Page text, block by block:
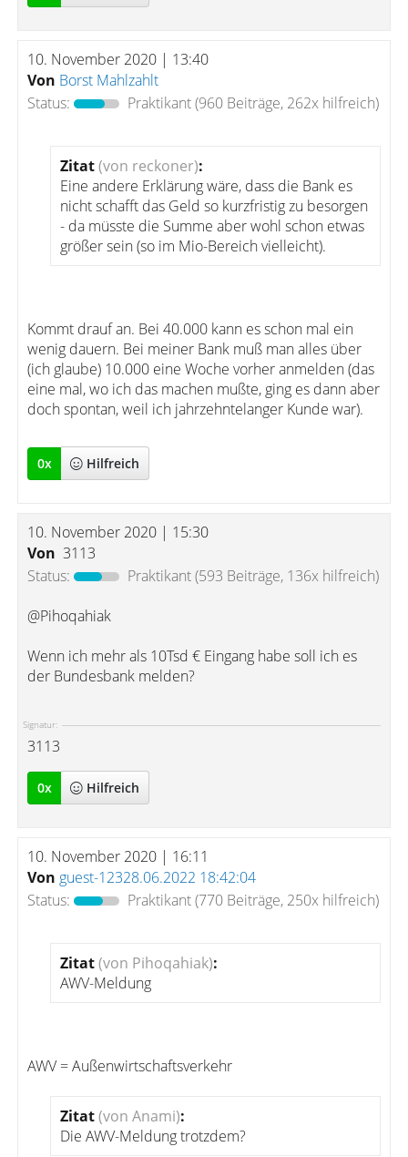
10. November 2020 | 13:40
Von Borst Mahlzahlt
Status:
Praktikant(960 Beiträge, 262x hilfreich)
Zitat(von reckoner):
Eine andere Erklärung wäre, dass die Bank es
nicht schafft das Geld so kurzfristig zu besorgen
- da müsste die Summe aber wohl schon etwas
größer sein (so im Mio-Bereich vielleicht).
Kommt drauf an. Bei 40.000 kann es schon mal ein
wenig dauern. Bei meiner Bank muß man alles über
(ich glaube) 10.000 eine Woche vorher anmelden (das
eine mal, wo ich das machen mußte, ging es dann aber
doch spontan, weil ich jahrzehntelanger Kunde war).
0x Hilfreich
10. November 2020 | 15:30
Von 3113
Status:
Praktikant(593 Beiträge, 136x hilfreich)
@Pihoqahiak
Wenn ich mehr als 10Tsd € Eingang habe soll ich es
der Bundesbank melden?
Signatur:
3113
0x Hilfreich
10. November 2020 | 16:11
Von guest-12328.06.2022 18:42:04
Status:
Praktikant(770 Beiträge, 250x hilfreich)
Zitat(von Pihoqahiak):
AWV-Meldung
AWV = Außenwirtschaftsverkehr
Zitat(von Anami):
Die AWV-Meldung trotzdem?